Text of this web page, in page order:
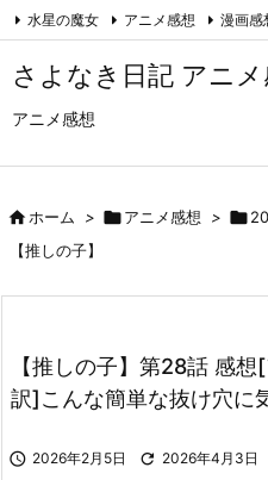
さよなき日記 アニ
アニメ感想
水星の魔女 アニメ感想 漫画感
ホーム > アニメ感想 > 
【推しの子】
【推しの子】第28話 感
訳]こんな簡単な抜け穴に
 2026年2月5日  2026年4月3日